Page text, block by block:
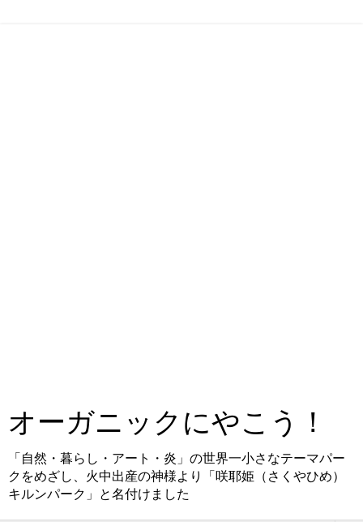
オーガニックにやこう！
「自然・暮らし・アート・炎」の世界一小さなテーマパー
クをめざし、火中出産の神様より「咲耶姫（さくやひめ）
キルンパーク」と名付けました